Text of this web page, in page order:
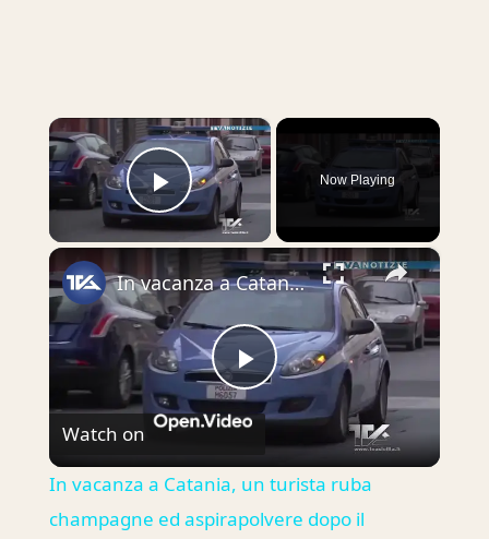
×
Play Video
Now Playing
×
Play
Video
In vacanza a Catania, un turista ruba champagne ed aspirapolvere dopo il soggiorno in un hotel. Denu
Watch on
In vacanza a Catania, un turista ruba
champagne ed aspirapolvere dopo il